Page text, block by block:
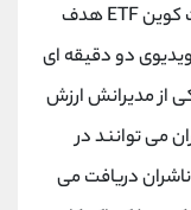
ارزهای دیجیتال را با تبلیغات تلویزیونی بیت کوین ETF هدف
دو دقیقه ای
از مدیرانش ارزش
می توانند در
ناشران دریافت می